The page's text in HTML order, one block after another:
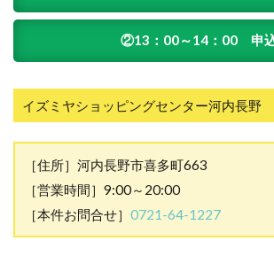
②13：00～14：00 申
イズミヤショッピングセンター河内長野
［住所］河内長野市喜多町663
［営業時間］9:00～20:00
［本件お問合せ］ 0721-64-1227